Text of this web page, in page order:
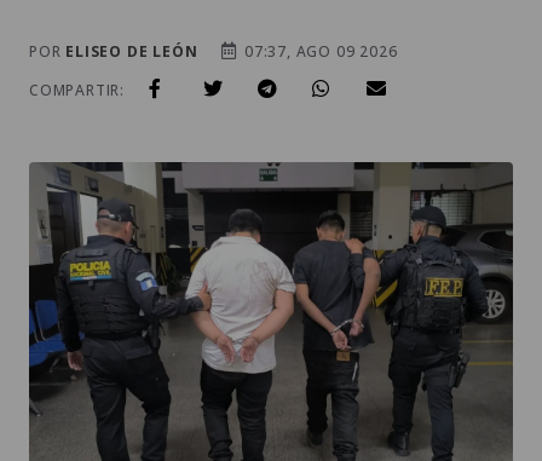
POR ELISEO DE LEÓN
07:37, AGO 09 2026
COMPARTIR: